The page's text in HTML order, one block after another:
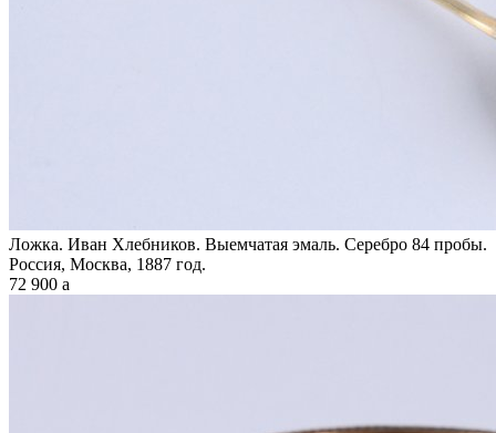
Ложка. Иван Хлебников. Выемчатая эмаль. Серебро 84 пробы.
Россия, Москва, 1887 год.
72 900 a